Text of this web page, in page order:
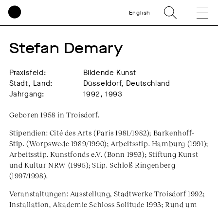
English
Stefan Demary
Praxisfeld:
Bildende Kunst
Stadt, Land:
Düsseldorf, Deutschland
Jahrgang:
1992, 1993
Geboren 1958 in Troisdorf.
Stipendien: Cité des Arts (Paris 1981/1982); Barkenhoff-
Stip. (Worpswede 1989/1990); Arbeitsstip. Hamburg (1991);
Arbeitsstip. Kunstfonds e.V. (Bonn 1993); Stiftung Kunst
und Kultur NRW (1995); Stip. Schloß Ringenberg
(1997/1998).
Veranstaltungen: Ausstellung, Stadtwerke Troisdorf 1992;
Installation, Akademie Schloss Solitude 1993; Rund um